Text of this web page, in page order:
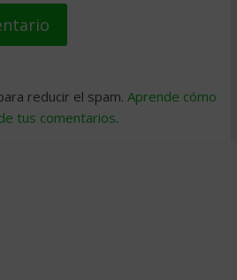
reducir el spam. Aprende cómo
tus comentarios.